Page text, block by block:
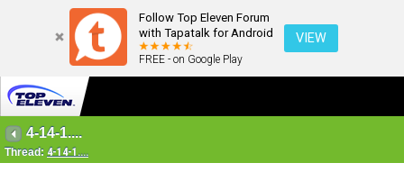
Follow Top Eleven Forum
with Tapatalk for Android
FREE - on Google Play
VIEW
4-14-1....
Thread: 4-14-1....